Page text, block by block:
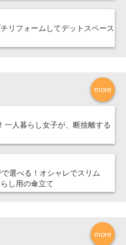
リフォームしてデットスペース
more
一人暮らし女子が、断捨離する
選べる！オシャレでスリム
し用の傘立て
more